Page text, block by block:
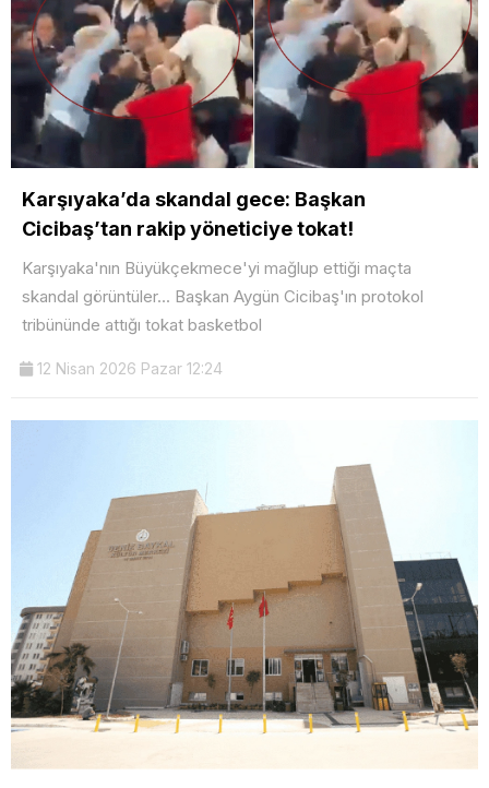
Karşıyaka’da skandal gece: Başkan
Cicibaş’tan rakip yöneticiye tokat!
Karşıyaka'nın Büyükçekmece'yi mağlup ettiği maçta
skandal görüntüler... Başkan Aygün Cicibaş'ın protokol
tribününde attığı tokat basketbol
12 Nisan 2026 Pazar 12:24